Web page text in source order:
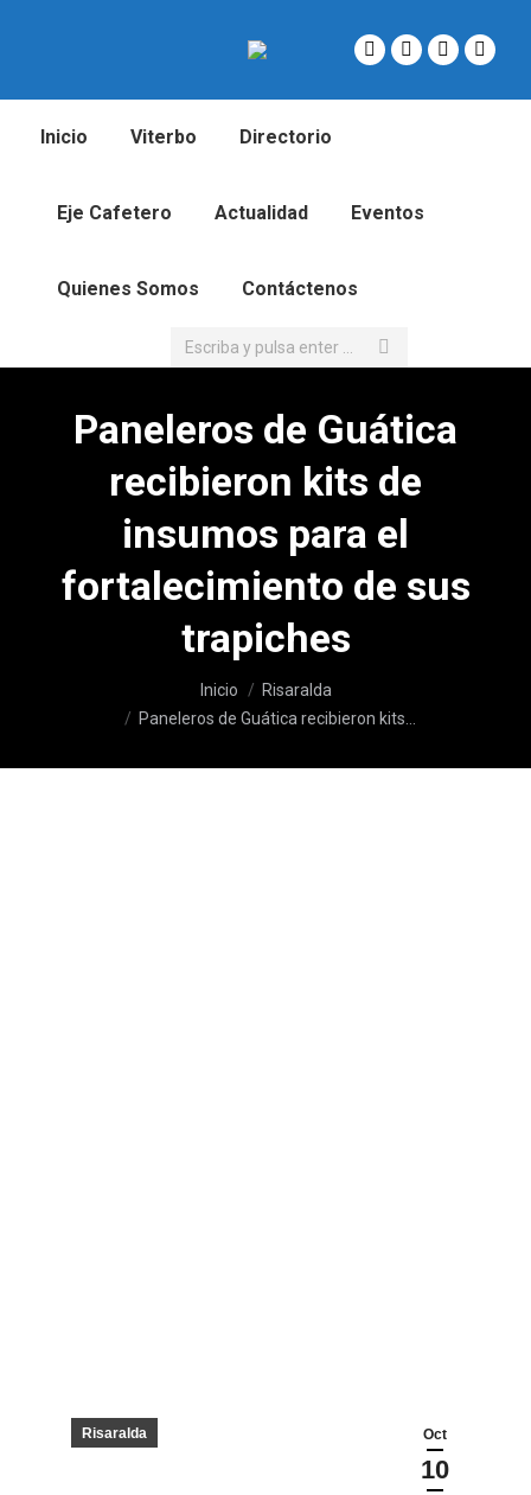
Inicio Viterbo Directorio
Eje Cafetero Actualidad Eventos
Quienes Somos Contáctenos
Buscar:
Paneleros de Guática
recibieron kits de
insumos para el
fortalecimiento de sus
trapiches
Inicio
Risaralda
Paneleros de Guática recibieron kits…
Oct
10
Risaralda